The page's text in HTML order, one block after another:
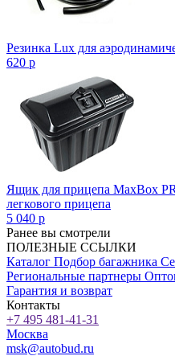
Резинка Lux для
620 p
Ящик для прицепа MaxBox
легкового прицепа
5 040 p
Ранее вы смотрели
ПОЛЕЗНЫЕ ССЫЛКИ
Каталог Подбор багажника
Региональные партнеры
Гарантия и возврат
Контакты
+7 495 481-41-31
Москва
msk@autobud.ru